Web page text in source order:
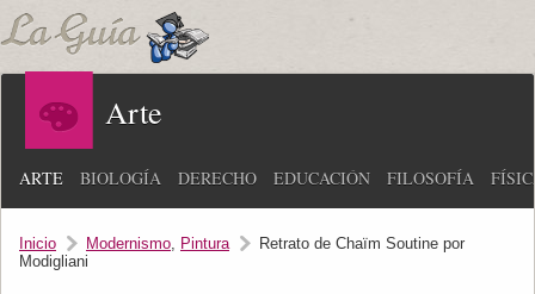
Arte
ARTE BIOLOGÍA DERECHO EDUCACIÓN FILOSOFÍA
Inicio Modernismo, Pintura
Retrato de Chaïm Soutine por
Modigliani